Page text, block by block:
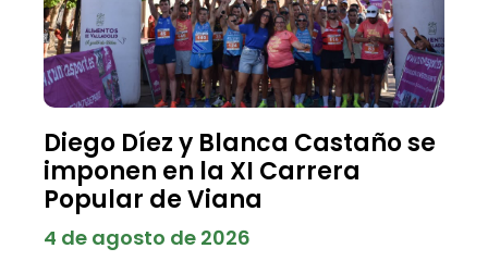
Diego Díez y Blanca Castaño se
imponen en la XI Carrera
Popular de Viana
4 de agosto de 2026